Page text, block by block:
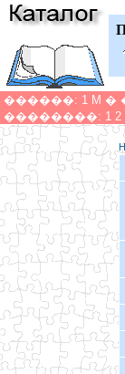
������: 1 M �
��������: 1 2